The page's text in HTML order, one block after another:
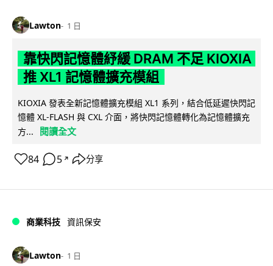
Lawton 1 日
靠快閃記憶體紓緩 DRAM 不足 KIOXIA
推 XL1 記憶體擴充模組
KIOXIA 發表全新記憶體擴充模組 XL1 系列，結合低延遲快閃記
憶體 XL-FLASH 與 CXL 介面，將快閃記憶體轉化為記憶體擴充
方...
閱讀全文
84 5 ↗ 分享
商業科技 資訊保安
Lawton 1 日